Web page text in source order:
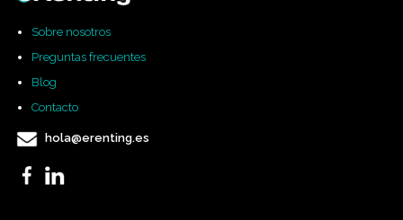
Sobre nosotros
Preguntas frecuentes
Blog
Contacto
hola@erenting.es